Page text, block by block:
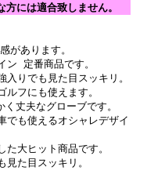
には適合致しません。
があります。
ン 定番商品です。
りでも見た目スッキリ。
フにも使えます。
丈夫なグローブです。
でも使えるオシャレデザイ
大ヒット商品です。
た目スッキリ。